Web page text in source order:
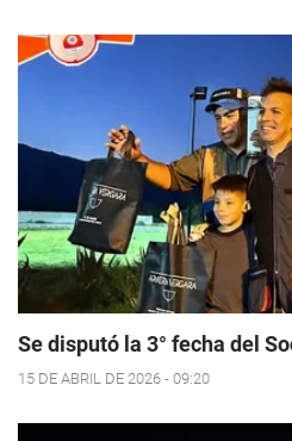
Se disputó la 3° fecha del
15 DE ABRIL DE 2026 - 09:20